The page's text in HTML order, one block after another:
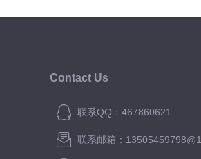
Contact Us
联系QQ：467860621
联系邮箱：